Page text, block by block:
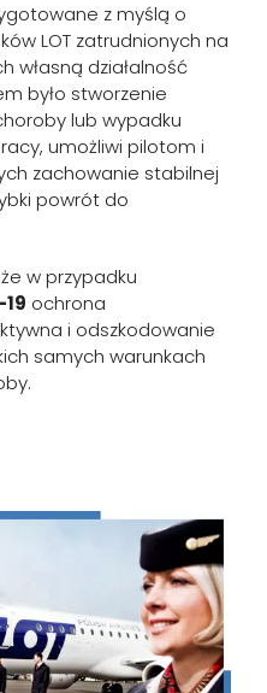
z myślą o
LOT zatrudnionych na
własną działalność
było stworzenie
lub wypadku
umożliwi pilotom i
zachowanie stabilnej
powrót do
w przypadku
ochrona
i odszkodowanie
samych warunkach